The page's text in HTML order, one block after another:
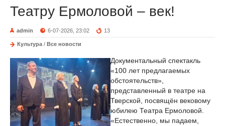
Театру Ермоловой – век!
admin 6-07-2026, 23:02 13
Культура / Все новости
Документальный спектакль
«100 лет предлагаемых
обстоятельств»,
представленный в театре на
Тверской, посвящён вековому
юбилею Театра Ермоловой.
«Естественно, мы падаем,